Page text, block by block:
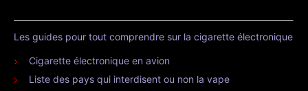
Les guides pour tout comprendre sur la cigarette électronique
Cigarette électronique en avion
Liste des pays qui interdisent ou non la vape